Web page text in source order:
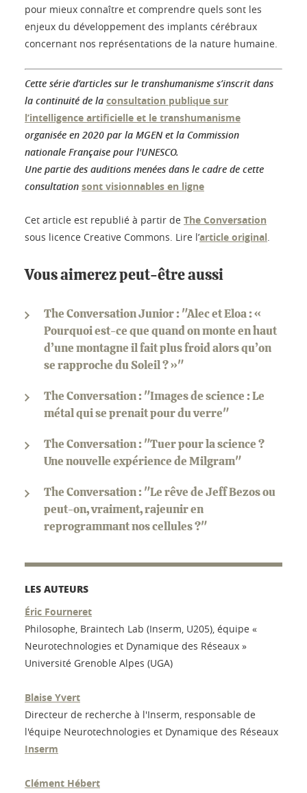
pour mieux connaître et comprendre quels sont les
enjeux du développement des implants cérébraux
concernant nos représentations de la nature humaine.
Cette série d’articles sur le transhumanisme s’inscrit dans
la continuité de la consultation publique sur
l’intelligence artificielle et le transhumanisme
organisée en 2020 par la MGEN et la Commission
nationale Française pour l'UNESCO.
Une partie des auditions menées dans le cadre de cette
consultation sont visionnables en ligne
Cet article est republié à partir de The Conversation
sous licence Creative Commons. Lire l’article original.
Vous aimerez peut-être aussi
The Conversation Junior : "Alec et Eloa : «
Pourquoi est-ce que quand on monte en haut
d’une montagne il fait plus froid alors qu’on
se rapproche du Soleil ? »"
The Conversation : "Images de science : Le
métal qui se prenait pour du verre"
The Conversation : "Tuer pour la science ?
Une nouvelle expérience de Milgram"
The Conversation : "Le rêve de Jeff Bezos ou
peut-on, vraiment, rajeunir en
reprogrammant nos cellules ?"
LES AUTEURS
Éric Fourneret
Philosophe, Braintech Lab (Inserm, U205), équipe «
Neurotechnologies et Dynamique des Réseaux »
Université Grenoble Alpes (UGA)
Blaise Yvert
Directeur de recherche à l'Inserm, responsable de
l'équipe Neurotechnologies et Dynamique des Réseaux
Inserm
Clément Hébert